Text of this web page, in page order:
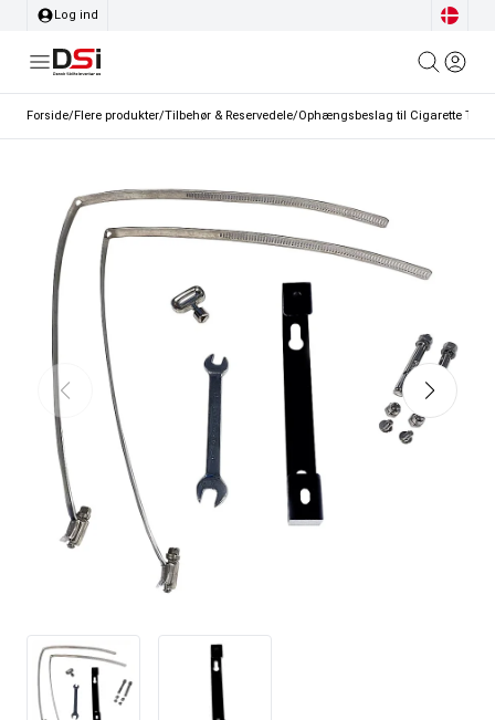
Log ind
Forside/Flere produkter/Tilbehør & Reservedele/Ophængsbeslag til Cigarette